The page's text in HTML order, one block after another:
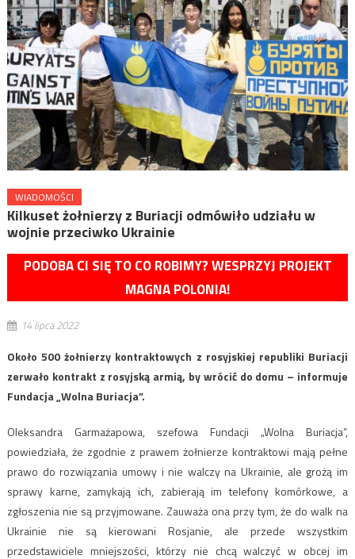
WIADOMOŚCI
Kilkuset żołnierzy z Buriacji odmówiło udziału w
wojnie przeciwko Ukrainie
PODOBA CI SIĘ TO CO ROBIMY? WESPRZYJ PROJEKT
MAGNA POLONIA!
14 lipca 2022
Około 500 żołnierzy kontraktowych z rosyjskiej republiki Buriacji
zerwało kontrakt z rosyjską armią, by wrócić do domu – informuje
Fundacja „Wolna Buriacja”.
Oleksandra Garmażapowa, szefowa Fundacji „Wolna Buriacja”,
powiedziała, że ​​zgodnie z prawem żołnierze kontraktowi mają pełne
prawo do rozwiązania umowy i nie walczy na Ukrainie, ale grożą im
sprawy karne, zamykają ich, zabierają im telefony komórkowe, a
zgłoszenia nie są przyjmowane. Zauważa ona przy tym, że do walk na
Ukrainie nie są kierowani Rosjanie, ale przede wszystkim
przedstawiciele mniejszości, którzy nie chcą walczyć w obcej im